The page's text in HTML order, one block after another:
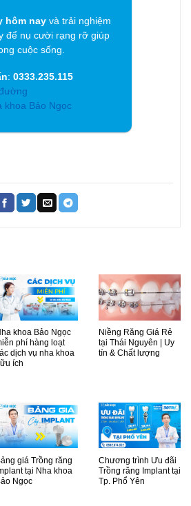
hôm nay và trải nghiệm
để nụ cười rạng rỡ giúp
cuộc sống.
:0333.235.115
khoa Bảo Ngọc
khoa Bảo Ngọc
phí hàng loạt
dịch vụ nha khoa
ích
Niềng Răng Giá Rẻ
tại Thái Nguyên | Uy
tín & Chất lượng
giá Trồng răng
tại Nha khoa
Ngọc
Chương trình Ưu đãi
Trồng răng Implant tại
Tp. Phổ Yên